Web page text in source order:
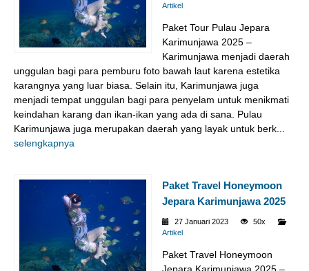
Artikel
Paket Tour Pulau Jepara
Karimunjawa 2025 –
Karimunjawa menjadi daerah
unggulan bagi para pemburu foto bawah laut karena estetika
karangnya yang luar biasa. Selain itu, Karimunjawa juga
menjadi tempat unggulan bagi para penyelam untuk menikmati
keindahan karang dan ikan-ikan yang ada di sana. Pulau
Karimunjawa juga merupakan daerah yang layak untuk berk...
selengkapnya
Paket Travel Honeymoon
Jepara Karimunjawa 2025
27 Januari 2023
50x
Artikel
Paket Travel Honeymoon
Jepara Karimunjawa 2025 –